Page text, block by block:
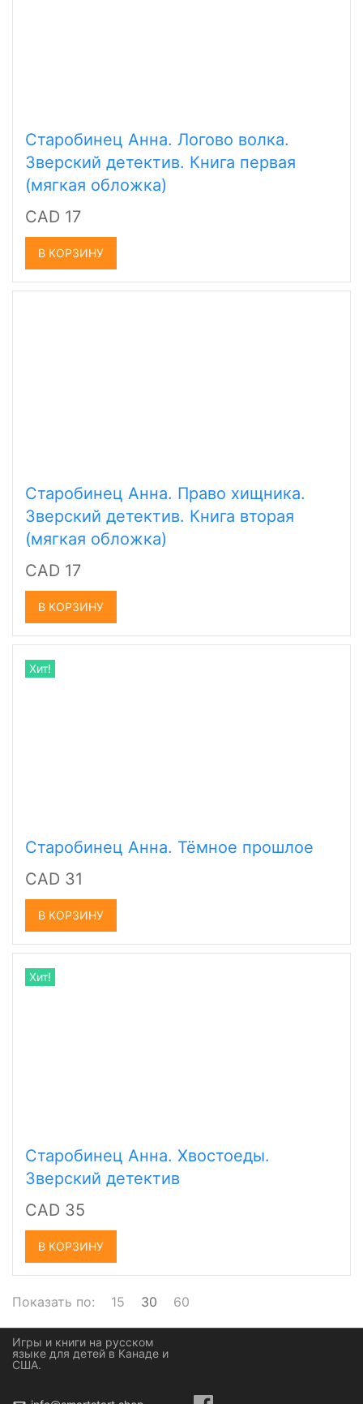
Старобинец Анна. Логово волка.
Зверский детектив. Книга первая
(мягкая обложка)
CAD 17
В КОРЗИНУ
Старобинец Анна. Право хищника.
Зверский детектив. Книга вторая
(мягкая обложка)
CAD 17
В КОРЗИНУ
Старобинец Анна. Тёмное прошлое
CAD 31
В КОРЗИНУ
Хит!
Старобинец Анна. Хвостоеды.
Зверский детектив
CAD 35
В КОРЗИНУ
Хит!
Показать по: 15 30 60
Игры и книги на русском
языке для детей в Канаде и
США.